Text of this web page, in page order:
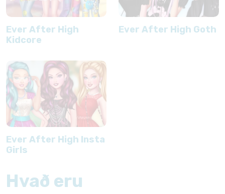
Ever After High
Kidcore
Ever After High Goth
Ever After High Insta
Girls
Hvað eru